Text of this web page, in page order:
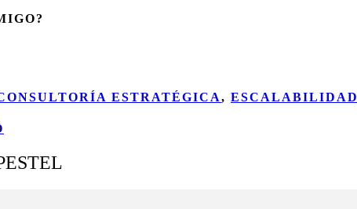
ESTRATÉGICA, ESCALABILIDAD